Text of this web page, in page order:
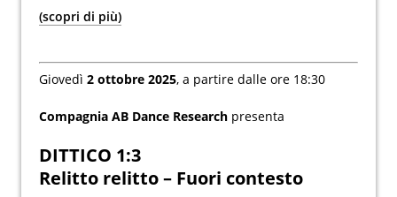
(scopri di più)
Giovedì 2 ottobre 2025, a partire dalle ore 18:30
Compagnia AB Dance Research presenta
DITTICO 1:3
Relitto relitto – Fuori contesto